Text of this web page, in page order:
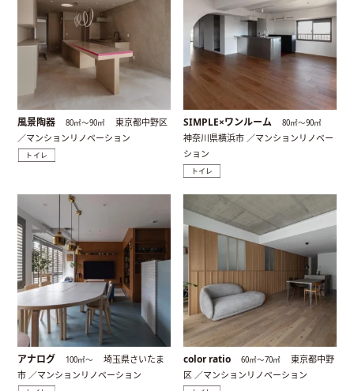
風景陶器 80㎡〜90㎡
東京都中野区
／マンションリノベーション
トイレ
SIMPLE×ワンルーム 80㎡〜90㎡
神奈川県横浜市 ／マンションリノベー
ション
トイレ
アナログ 100㎡〜
埼玉県さいたま
市 ／マンションリノベーション
color ratio 60㎡〜70㎡
東京都中野
区 ／マンションリノベーション